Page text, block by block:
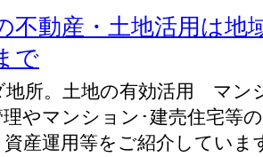
不動産・土地活用は地
で
地所。土地の有効活用 マン
やマンション･建売住宅等
産運用等をご紹介していま